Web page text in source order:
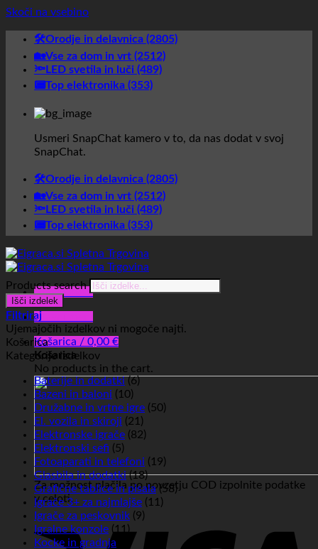
Skoči na vsebino
🛠️Orodje in delavnica (2805)
🏡Vse za dom in vrt (2512)
🔦LED svetila in luči (489)
📟Top elektronika (353)
Usmeri SnapChat kamero v to, da nas dodat v svoj
SnapChat.
🛠️Orodje in delavnica (2805)
🏡Vse za dom in vrt (2512)
🔦LED svetila in luči (489)
📟Top elektronika (353)
Glavni meni
Glavni meni
Košarica / 0,00 €
Košarica
No products in the cart.
Za možnost plačila po povzetju COD izpolnite podatke
v celoti.
Products search
Išči izdelek
Filtriraj
Ujemajočih izdelkov ni mogoče najti.
Košarica
Kategorije izdelkov
Baterije in dodatki (6)
Bazeni in baloni (10)
Družabne in vrtne igre (50)
El. vozila in skiroji (21)
Elektronske igrače (82)
Elektronski sefi (5)
Fotoaparati in telefoni (19)
Glasbila in dodatki (18)
Grafične tablice in pisala (58)
Igrače 3+ za najmlajše (11)
Igrače za peskovnik (9)
Igralne konzole (11)
Kocke in gradnja